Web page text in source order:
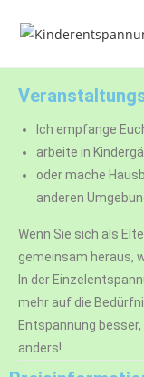
Ich empfange
arbeite in
oder mache
anderen
Wenn Sie sich als
gemeinsam heraus,
In der
mehr auf die
Entspannung
anders!